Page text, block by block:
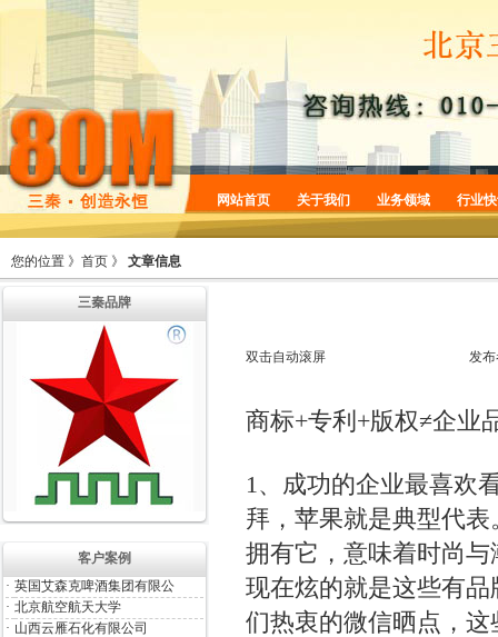
网站首页 关于我们
企业简介
业务领域
商标服务
行业
您的位置 》 首页 》 文章信息
三秦品牌
客户案例
· 英国艾森克啤酒集团有限公
· 北京航空航天大学
· 山西云雁石化有限公司
双击自动滚屏 发布
商标+专利+版权≠企业
1、成功的企业最喜欢
拜，苹果就是典型代
拥有它，意味着时尚
现在炫的就是这些有
们热衷的微信晒点，